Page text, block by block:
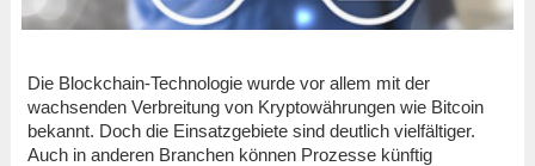
Die Blockchain-Technologie wurde vor allem mit der
wachsenden Verbreitung von Kryptowährungen wie Bitcoin
bekannt. Doch die Einsatzgebiete sind deutlich vielfältiger.
Auch in anderen Branchen können Prozesse künftig